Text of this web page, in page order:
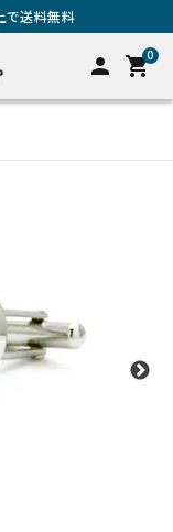
送料無料
person 0
shopping_cart